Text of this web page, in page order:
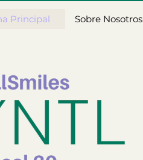
Principal Sobre Nosotros